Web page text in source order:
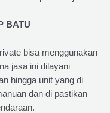
BATU
bisa menggunakan
jasa ini dilayani
hingga unit yang di
dan di pastikan